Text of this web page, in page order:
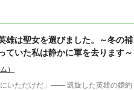
雄は聖女を選びました。～冬の補
ていた私は静かに軍を去ります～
）
だけだ」―― 凱旋した英雄の婚約